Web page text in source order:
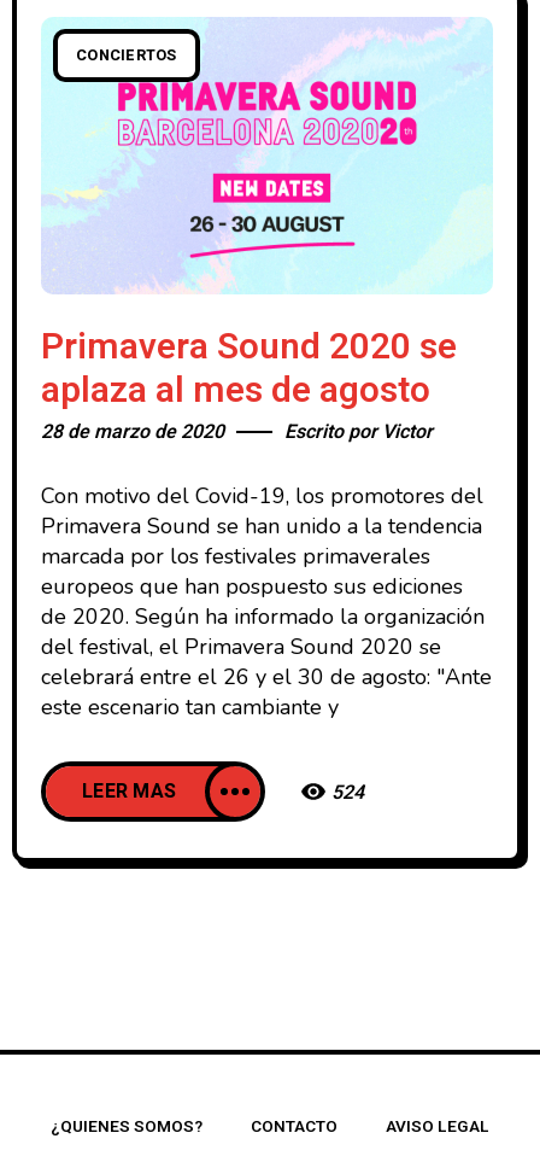
CONCIERTOS
Primavera Sound 2020 se
aplaza al mes de agosto
28 de marzo de 2020 Escrito por Victor
Con motivo del Covid-19, los promotores del
Primavera Sound se han unido a la tendencia
marcada por los festivales primaverales
europeos que han pospuesto sus ediciones
de 2020. Según ha informado la organización
del festival, el Primavera Sound 2020 se
celebrará entre el 26 y el 30 de agosto: "Ante
este escenario tan cambiante y
LEER MAS 524
¿QUIENES SOMOS? CONTACTO AVISO LEGAL